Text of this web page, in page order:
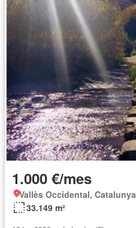
1.000 €/mes
Vallès Occidental, Catalunya
33.149 m²